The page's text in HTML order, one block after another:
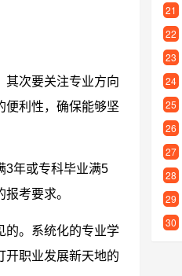
其次要关注专业方向
便利性，确保能够坚
3年或专科毕业满5
考要求。
的。系统化的专业学
开职业发展新天地的
21
22
23
24
25
26
27
28
29
30